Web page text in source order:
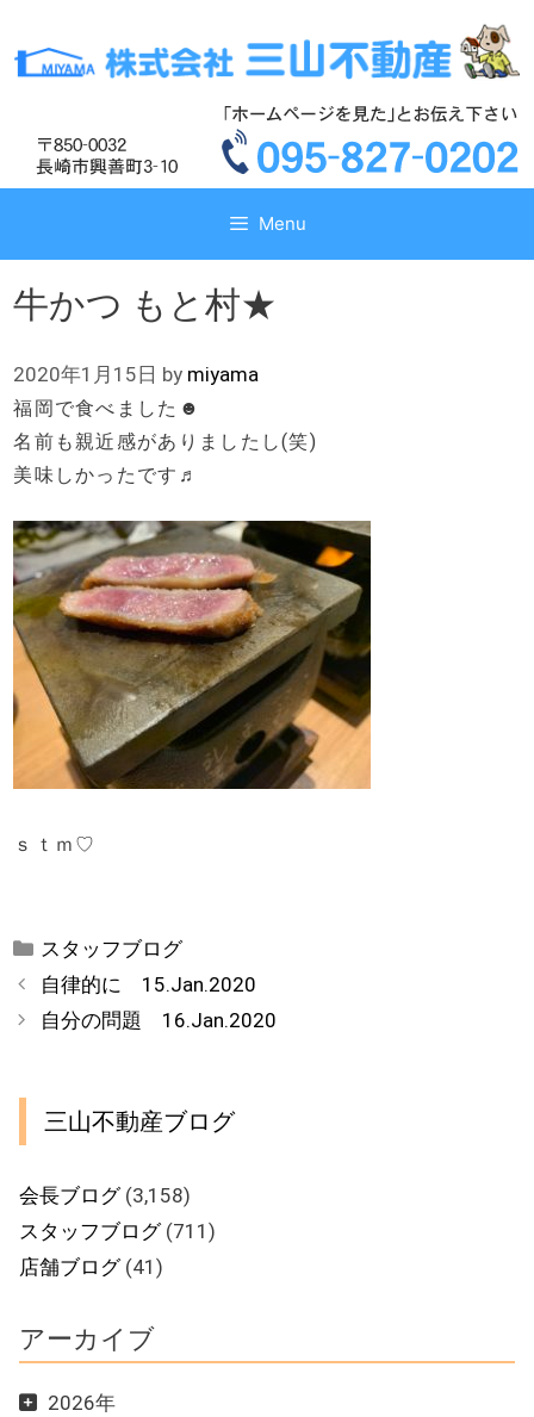
テ
ス
テ
ス
Menu
牛かつ もと村★
2020年1月15日 by miyama
福岡で食べました☻
名前も親近感がありましたし(笑)
美味しかったです♬
ｓｔｍ♡
カ
テ
リ
スタッフブログ
自律的に 15.Jan.2020
自分の問題 16.Jan.2020
三山不動産ブログ
会長ブログ(3,158)
スタッフブログ(711)
店舗ブログ(41)
アーカイブ
2026年